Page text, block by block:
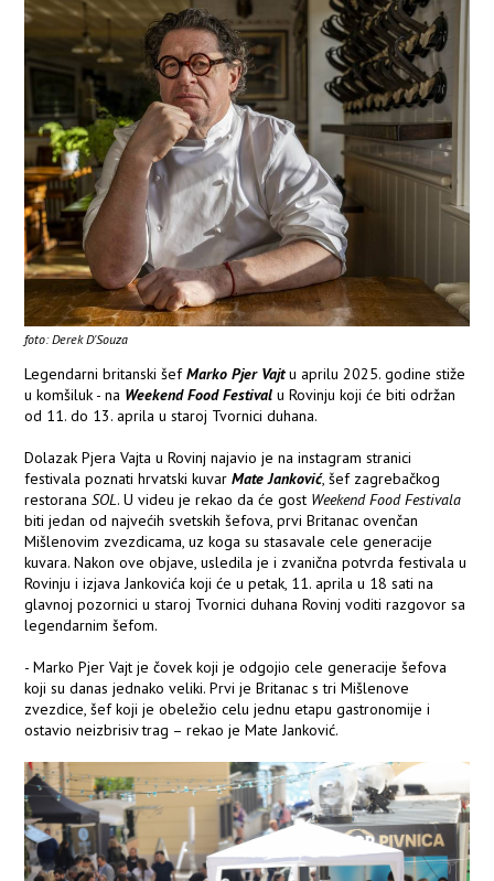
foto: Derek D'Souza
Legendarni britanski šefMarko Pjer Vajtu aprilu 2025. godine stiže
u komšiluk - na Weekend Food Festival u Rovinju koji će biti održan
od 11. do 13. aprila u staroj Tvornici duhana.
Dolazak Pjera Vajta u Rovinj najavio je na instagram stranici
festivala poznati hrvatski kuvarMate Janković, šef zagrebačkog
restoranaSOL. U videu je rekao da će gost Weekend Food Festivala
biti jedan od najvećih svetskih šefova, prvi Britanac ovenčan
Mišlenovim zvezdicama, uz koga su stasavale cele generacije
kuvara. Nakon ove objave, usledila je i zvanična potvrda festivala u
Rovinju i izjava Jankovića koji će u petak, 11. aprila u 18 sati na
glavnoj pozornici u staroj Tvornici duhana Rovinj voditi razgovor sa
legendarnim šefom.
- Marko Pjer Vajt je čovek koji je odgojio cele generacije šefova
koji su danas jednako veliki. Prvi je Britanac s tri Mišlenove
zvezdice, šef koji je obeležio celu jednu etapu gastronomije i
ostavio neizbrisiv trag – rekao je Mate Janković.